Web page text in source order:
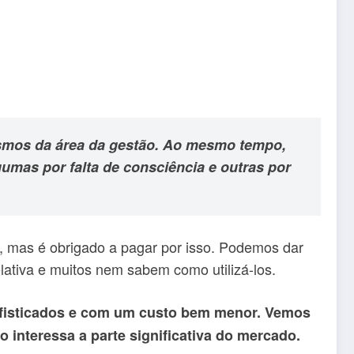
da área da gestão. Ao mesmo tempo,
por falta de consciência e outras por
é obrigado a pagar por isso. Podemos dar
e muitos nem sabem como utilizá-los.
e com um custo bem menor. Vemos
interessa a parte significativa do mercado.